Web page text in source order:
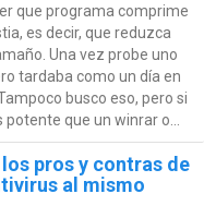
que programa comprime
es decir, que reduzca
Una vez probe uno
tardaba como un día en
busco eso, pero si
que un winrar o...
pros y contras de
al mismo